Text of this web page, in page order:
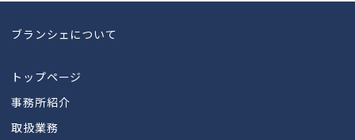
ブランシェについて
トップページ
事務所紹介
取扱業務